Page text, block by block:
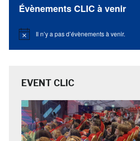
Évènements CLIC à venir
Notice Il n’y a pas d’évènements à venir.
EVENT CLIC